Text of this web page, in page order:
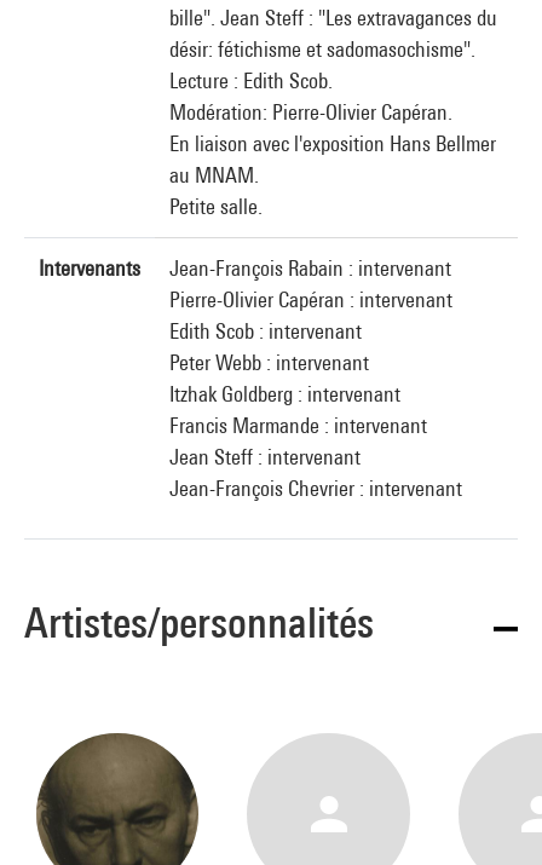
bille". Jean Steff : "Les extravagances du
désir: fétichisme et sadomasochisme".
Lecture : Edith Scob.
Modération: Pierre-Olivier Capéran.
En liaison avec l'exposition Hans Bellmer
au MNAM.
Petite salle.
Intervenants
Jean-François Rabain : intervenant
Pierre-Olivier Capéran : intervenant
Edith Scob : intervenant
Peter Webb : intervenant
Itzhak Goldberg : intervenant
Francis Marmande : intervenant
Jean Steff : intervenant
Jean-François Chevrier : intervenant
Artistes/personnalités